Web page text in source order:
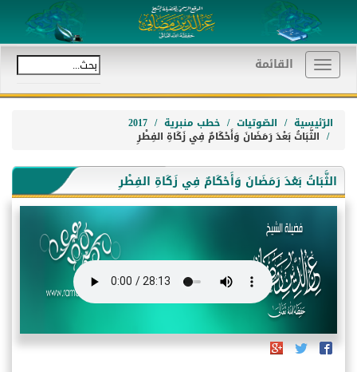
Toggle
navigation
القائمة
الرّئيسية الصّوتيات خطب منبرية 2017
الثَّبَاتُ بَعْدَ رَمَضَانَ وَأَحْكَامٌ فِي زَكَاةِ الفِطْرِ
الثَّبَاتُ بَعْدَ رَمَضَانَ وَأَحْكَامٌ فِي زَكَاةِ الفِطْرِ